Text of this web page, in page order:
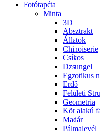
Fotótapéta
Minta
3D
Absztrakt
Állatok
Chinoiserie
Csíkos
Dzsungel
Egzotikus
Erdő
Felületi
Geometria
Kör alakú
Madár
Pálmalevél